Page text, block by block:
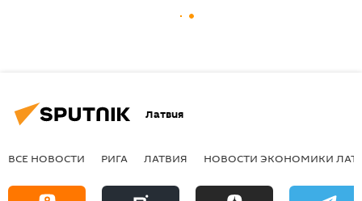
Латвия
ВСЕ НОВОСТИ РИГА ЛАТВИЯ НОВОСТИ ЭКОНОМИКИ